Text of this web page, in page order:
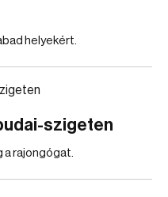
helyekért.
szigeten
a rajongógat.